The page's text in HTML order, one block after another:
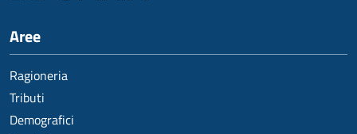
Aree
Ragioneria
Tributi
Demografici